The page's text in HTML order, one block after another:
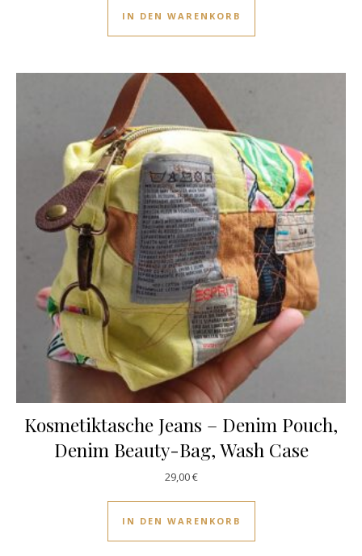
IN DEN WARENKORB
Kosmetiktasche Jeans – Denim Pouch,
Denim Beauty-Bag, Wash Case
29,00€
IN DEN WARENKORB